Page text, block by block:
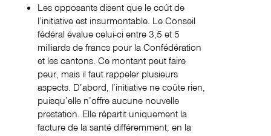
Les opposants disent que le coût de
l’initiative est insurmontable. Le Conseil
fédéral évalue celui-ci entre 3,5 et 5
milliards de francs pour la Confédération
et les cantons. Ce montant peut faire
peur, mais il faut rappeler plusieurs
aspects. D’abord, l’initiative ne coûte rien,
puisqu’elle n’offre aucune nouvelle
prestation. Elle répartit uniquement la
facture de la santé différemment, en la